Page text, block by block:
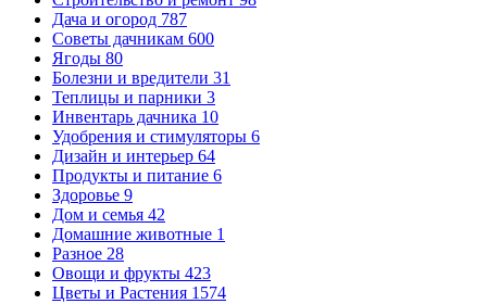
Дача и огород 787
Советы дачникам 600
Ягоды 80
Болезни и вредители 31
Теплицы и парники 3
Инвентарь дачника 10
Удобрения и стимуляторы 6
Дизайн и интерьер 64
Продукты и питание 6
Здоровье 9
Дом и семья 42
Домашние животные 1
Разное 28
Овощи и фрукты 423
Цветы и Растения 1574